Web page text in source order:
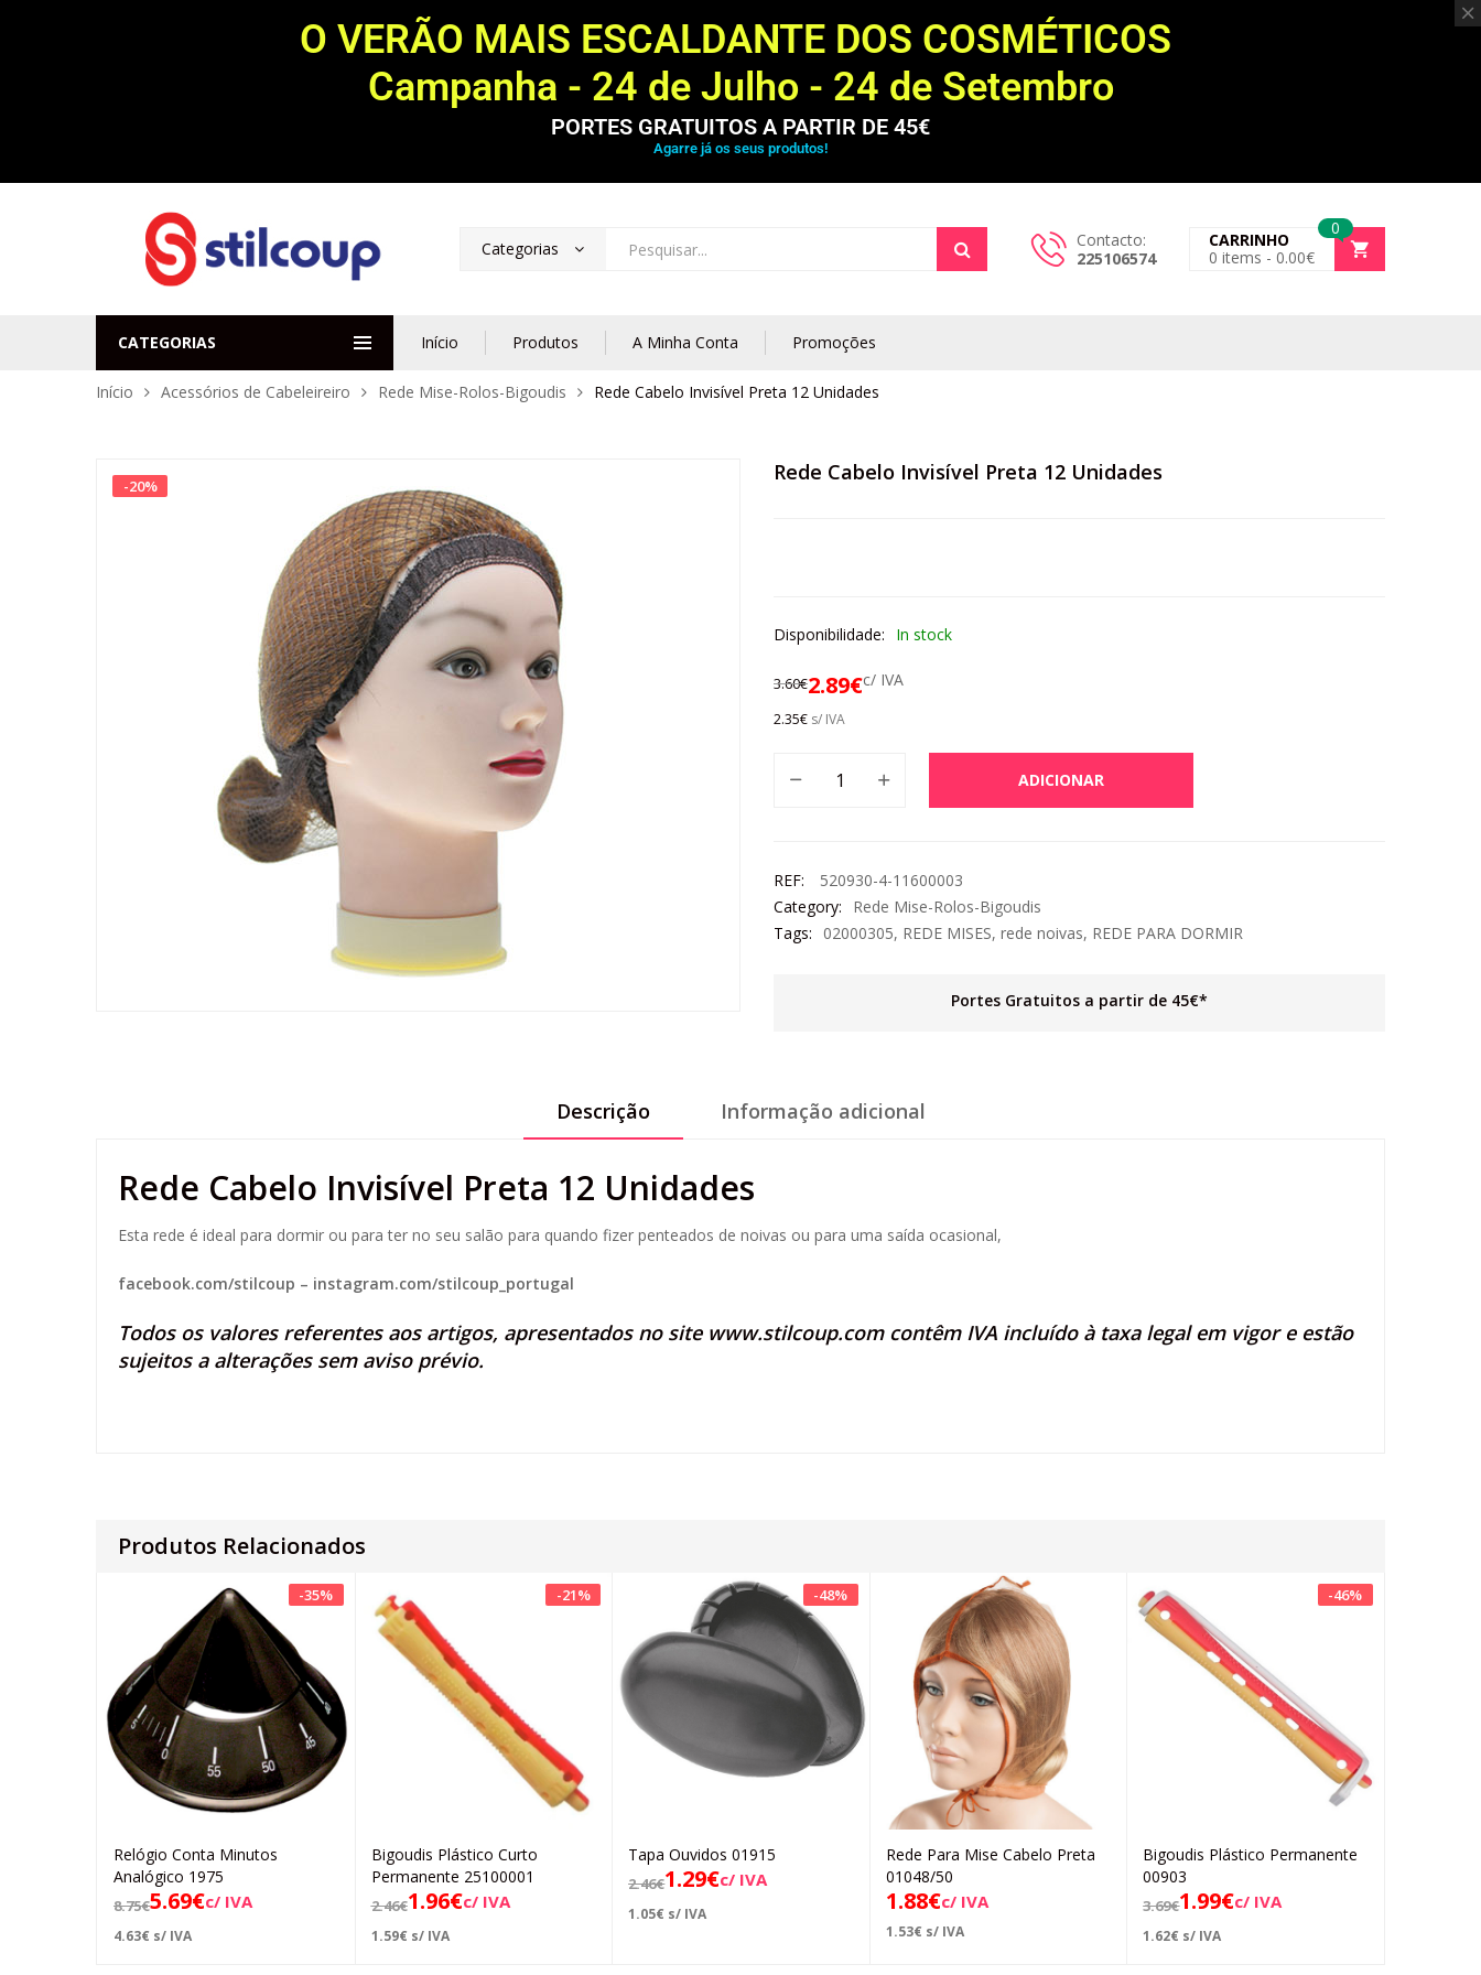
O VERÃO MAIS ESCALDANTE DOS COSMÉTICOS
Campanha - 24 de Julho - 24 de Setembro
PORTES GRATUITOS A PARTIR DE 45€
Agarre já os seus produtos!
Categorias
Contacto:
225106574
0
CARRINHO
0 items - 0.00€
CATEGORIAS Início Produtos A Minha Conta Promoções
Início Acessórios de Cabeleireiro Rede Mise-Rolos-Bigoudis Rede Cabelo Invisível Preta 12 Unidades
-20%
Rede Cabelo Invisível Preta 12 Unidades
Disponibilidade: In stock
3.60€2.89€c/ IVA
2.35€ s/ IVA
ADICIONAR
REF:
520930-4-11600003
Category:
Rede Mise-Rolos-Bigoudis
Tags:
02000305, REDE MISES, rede noivas, REDE PARA DORMIR
Portes Gratuitos a partir de 45€*
Descrição Informação adicional
Rede Cabelo Invisível Preta 12 Unidades
Esta rede é ideal para dormir ou para ter no seu salão para quando fizer penteados de noivas ou para uma saída ocasional,
facebook.com/stilcoup – instagram.com/stilcoup_portugal
Todos os valores referentes aos artigos, apresentados no site www.stilcoup.comcontêm IVA incluído à taxa legal em vigor e estão
sujeitos a alterações sem aviso prévio.
Produtos Relacionados
-35%
Adicionar
Relógio Conta Minutos
Analógico 1975
8.75€5.69€c/ IVA
4.63€ s/ IVA
-21%
Adicionar
Bigoudis Plástico Curto
Permanente 25100001
2.46€1.96€c/ IVA
1.59€ s/ IVA
-48%
Adicionar
Tapa Ouvidos 01915
2.46€1.29€c/ IVA
1.05€ s/ IVA
Adicionar
Rede Para Mise Cabelo Preta
01048/50
1.88€c/ IVA
1.53€ s/ IVA
-46%
Adicionar
Bigoudis Plástico Permanente
00903
3.69€1.99€c/ IVA
1.62€ s/ IVA